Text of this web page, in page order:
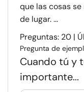
que las cosas
de lugar. ...
Preguntas: 20 |
Pregunta de
Cuando tú y
importante...